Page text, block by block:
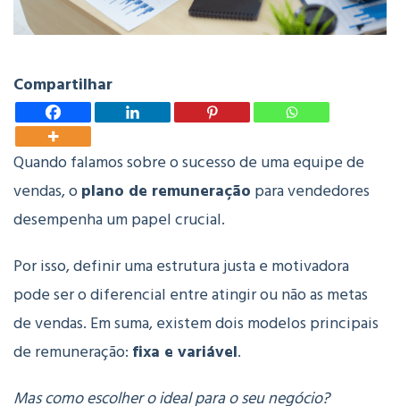
Compartilhar
Quando falamos sobre o sucesso de uma equipe de
vendas, oplano de remuneração para vendedores
desempenha um papel crucial.
Por isso, definir uma estrutura justa e motivadora
pode ser o diferencial entre atingir ou não as metas
de vendas. Em suma, existem dois modelos principais
de remuneração: fixa e variável.
Mas como escolher o ideal para o seu negócio?